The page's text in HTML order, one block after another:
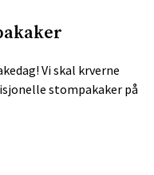
Vi skal krverne
stompakaker på